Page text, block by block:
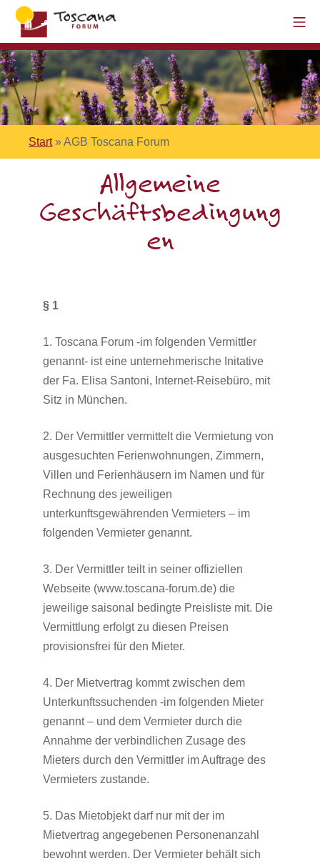
Start»AGB Toscana Forum
Allgemeine
Geschäftsbedingung
en
§ 1
1. Toscana Forum -im folgenden Vermittler
genannt- ist eine unternehmerische Initative
der Fa. Elisa Santoni, Internet-Reisebüro, mit
Sitz in München.
2. Der Vermittler vermittelt die Vermietung von
ausgesuchten Ferienwohnungen, Zimmern,
Villen und Ferienhäusern im Namen und für
Rechnung des jeweiligen
unterkunftsgewährenden Vermieters – im
folgenden Vermieter genannt.
3. Der Vermittler teilt in seiner offiziellen
Webseite (www.toscana-forum.de) die
jeweilige saisonal bedingte Preisliste mit. Die
Vermittlung erfolgt zu diesen Preisen
provisionsfrei für den Mieter.
4. Der Mietvertrag kommt zwischen dem
Unterkunftssuchenden -im folgenden Mieter
genannt – und dem Vermieter durch die
Annahme der verbindlichen Zusage des
Mieters durch den Vermittler im Auftrage des
Vermieters zustande.
5. Das Mietobjekt darf nur mit der im
Mietvertrag angegebenen Personenanzahl
bewohnt werden. Der Vermieter behält sich